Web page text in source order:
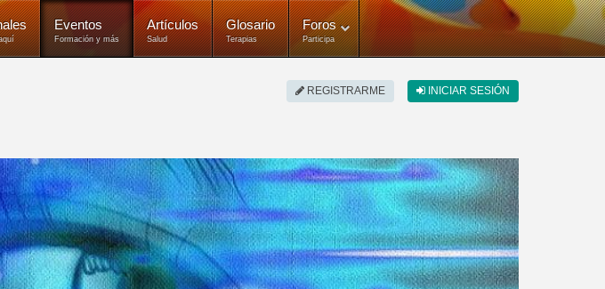
Eventos
Formación y más
Artículos
Salud
Glosario
Terapias
Foros
Participa
REGISTRARME INICIAR SESIÓN